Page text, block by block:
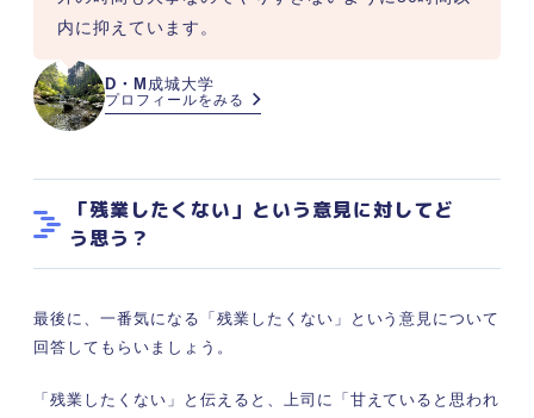
D・M 成城大学
プロフィールをみる
内に抑えています。
「残業したくない」という意見に対してど
う思う？
最後に、一番気になる「残業したくない」という意見について
回答してもらいましょう。
「残業したくない」と伝えると、上司に「甘えていると思われ